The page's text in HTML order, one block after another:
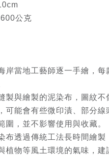
公克
岸當地工藝師逐一手繪，每
製與繪製的泥染布，圖紋不
可能會有些微印漬、部分線
圍，並不影響使用與收藏。
布透過傳統工法長時間繪製
植物等風土環境的氣味，建